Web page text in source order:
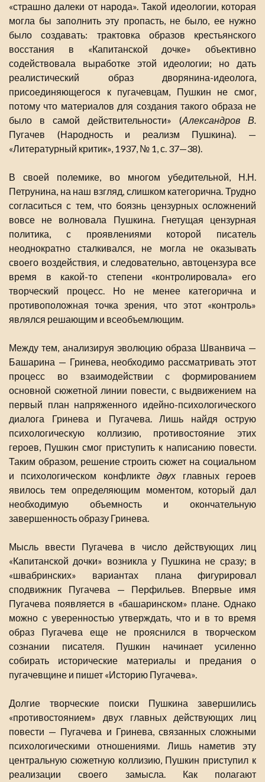
«страшно далеки от народа». Такой идеологии, которая
могла бы заполнить эту пропасть, не было, ее нужно
было создавать: трактовка образов крестьянского
восстания в «Капитанской дочке» объективно
содействовала выработке этой идеологии; но дать
реалистический образ дворянина-идеолога,
присоединяющегося к пугачевцам, Пушкин не смог,
потому что материалов для создания такого образа не
было в самой действительности» (Александров В.
Пугачев (Народность и реализм Пушкина). —
«Литературный критик», 1937, № 1, с. 37—38).
В своей полемике, во многом убедительной, Н.Н.
Петрунина, на наш взгляд, слишком категорична. Трудно
согласиться с тем, что боязнь цензурных осложнений
вовсе не волновала Пушкина. Гнетущая цензурная
политика, с проявлениями которой писатель
неоднократно сталкивался, не могла не оказывать
своего воздействия, и следовательно, автоцензура все
время в какой-то степени «контролировала» его
творческий процесс. Но не менее категорична и
противоположная точка зрения, что этот «контроль»
являлся решающим и всеобъемлющим.
Между тем, анализируя эволюцию образа Шванвича —
Башарина — Гринева, необходимо рассматривать этот
процесс во взаимодействии с формированием
основной сюжетной линии повести, с выдвижением на
первый план напряженного идейно-психологического
диалога Гринева и Пугачева. Лишь найдя острую
психологическую коллизию, противостояние этих
героев, Пушкин смог приступить к написанию повести.
Таким образом, решение строить сюжет на социальном
и психологическом конфликтедвухглавных героев
явилось тем определяющим моментом, который дал
необходимую объемность и окончательную
завершенность образу Гринева.
Мысль ввести Пугачева в число действующих лиц
«Капитанской дочки» возникла у Пушкина не сразу; в
«швабринских» вариантах плана фигурировал
сподвижник Пугачева — Перфильев. Впервые имя
Пугачева появляется в «башаринском» плане. Однако
можно с уверенностью утверждать, что и в то время
образ Пугачева еще не прояснился в творческом
сознании писателя. Пушкин начинает усиленно
собирать исторические материалы и предания о
пугачевщине и пишет «Историю Пугачева».
Долгие творческие поиски Пушкина завершились
«противостоянием» двух главных действующих лиц
повести — Пугачева и Гринева, связанных сложными
психологическими отношениями. Лишь наметив эту
центральную сюжетную коллизию, Пушкин приступил к
реализации своего замысла. Как полагают